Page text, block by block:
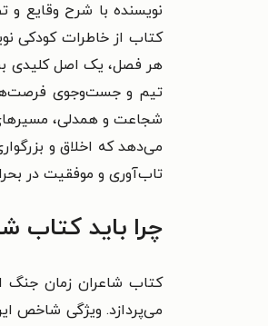
نویسنده با شرح وقایع
کتاب از خاطرات کودکی
هر فصل، یک اصل کلیدی
تیم و جست‌وجوی فرصت‌ها
شجاعت و همدلی، مسیرهای
می‌دهد که اخلاق و
تاب‌آوری و موفقیت در
چرا باید کتاب
کتاب شاعران زمان جنگ
می‌پردازد. ویژگی شاخص